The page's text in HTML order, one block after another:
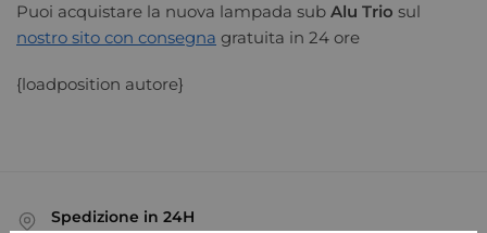
Puoi acquistare la nuova lampada sub Alu Trio sul
nostro sito con consegna gratuita in 24 ore
{loadposition autore}
Spedizione in 24H